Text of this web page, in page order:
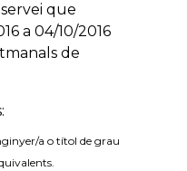
que
a 04/10/2016
de
a o títol de grau